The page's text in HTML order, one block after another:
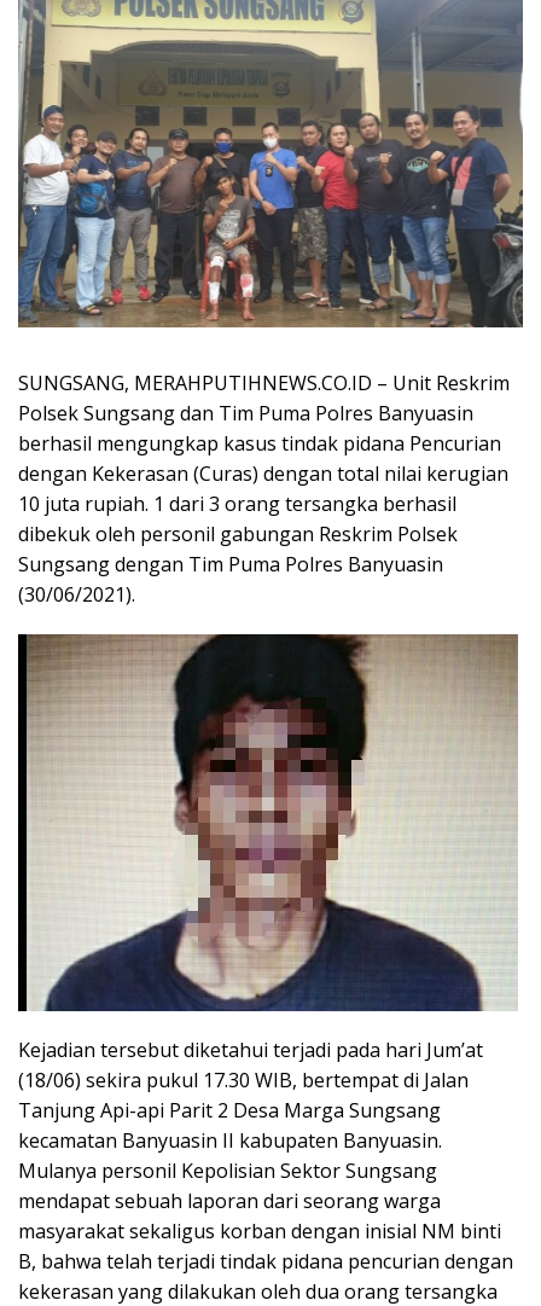
SUNGSANG, MERAHPUTIHNEWS.CO.ID – Unit Reskrim
Polsek Sungsang dan Tim Puma Polres Banyuasin
berhasil mengungkap kasus tindak pidana Pencurian
dengan Kekerasan (Curas) dengan total nilai kerugian
10 juta rupiah. 1 dari 3 orang tersangka berhasil
dibekuk oleh personil gabungan Reskrim Polsek
Sungsang dengan Tim Puma Polres Banyuasin
(30/06/2021).
Kejadian tersebut diketahui terjadi pada hari Jum’at
(18/06) sekira pukul 17.30 WIB, bertempat di Jalan
Tanjung Api-api Parit 2 Desa Marga Sungsang
kecamatan Banyuasin II kabupaten Banyuasin.
Mulanya personil Kepolisian Sektor Sungsang
mendapat sebuah laporan dari seorang warga
masyarakat sekaligus korban dengan inisial NM binti
B, bahwa telah terjadi tindak pidana pencurian dengan
kekerasan yang dilakukan oleh dua orang tersangka